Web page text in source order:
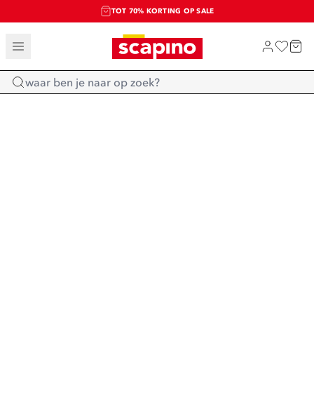
TOT 70% KORTING OP SALE
SALE: LAATSTE KANS!
SHOP NIEUW
Home